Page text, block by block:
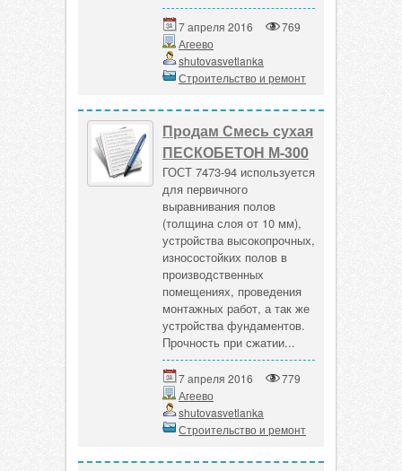
7 апреля 2016
769
Агеево
shutovasvetlanka
Строительство и ремонт
Продам Смесь сухая
ПЕСКОБЕТОН М-300
ГОСТ 7473-94 используется
для первичного
выравнивания полов
(толщина слоя от 10 мм),
устройства высокопрочных,
износостойких полов в
производственных
помещениях, проведения
монтажных работ, а так же
устройства фундаментов.
Прочность при сжатии...
7 апреля 2016
779
Агеево
shutovasvetlanka
Строительство и ремонт